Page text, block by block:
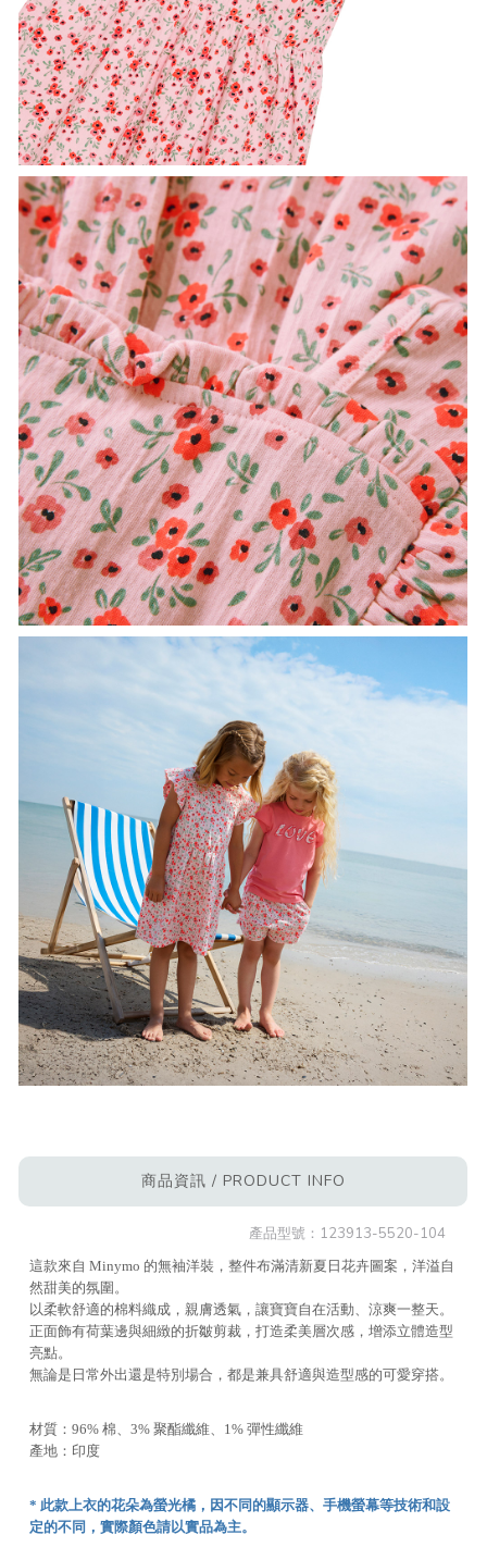
商品資訊 / PRODUCT INFO
產品型號： 123913-5520-104
這款來自 Minymo 的無袖洋裝，整件布滿清新夏日花卉圖案，洋溢自
然甜美的氛圍。
以柔軟舒適的棉料織成，親膚透氣，讓寶寶自在活動、涼爽一整天。
正面飾有荷葉邊與細緻的折皺剪裁，打造柔美層次感，增添立體造型
亮點。
無論是日常外出還是特別場合，都是兼具舒適與造型感的可愛穿搭。
材質：96% 棉、3% 聚酯纖維、1% 彈性纖維
產地：印度
* 此款上衣的花朵為螢光橘，因不同的顯示器、手機螢幕等技術和設
定的不同，實際顏色請以實品為主。